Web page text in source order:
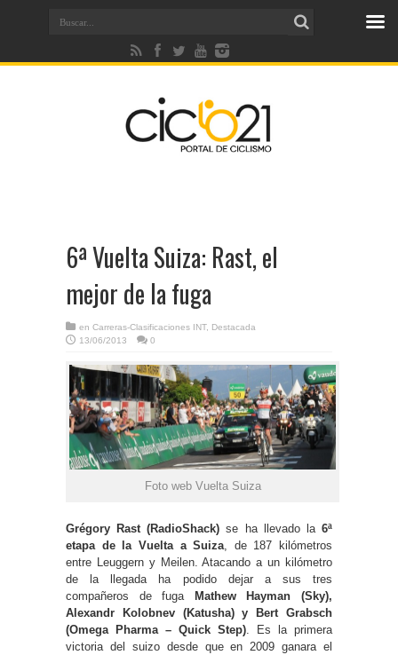
6ª Vuelta Suiza: Rast, el
mejor de la fuga
en Carreras-Clasificaciones INT, Destacada
13/06/2013
0
Foto web Vuelta Suiza
Grégory Rast (RadioShack) se ha llevado la6ª
etapa de la Vuelta a Suiza, de 187 kilómetros
entre Leuggern y Meilen. Atacando a un kilómetro
de la llegada ha podido dejar a sus tres
compañeros de fuga
Mathew Hayman (Sky),
Alexandr Kolobnev (Katusha) y Bert Grabsch
(Omega Pharma – Quick Step). Es la primera
victoria del suizo desde que en 2009 ganara el